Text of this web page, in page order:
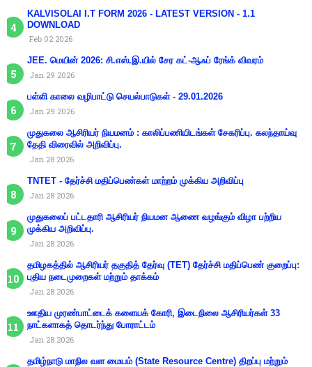
KALVISOLAI I.T FORM 2026 - LATEST VERSION - 1.1
DOWNLOAD
Feb 02 2026
JEE. மெயின் 2026: சி.எஸ்.இ.யில் சேர கட்-ஆஃப் ரேங்க் விவரம்
Jan 29 2026
பள்ளி காலை வழிபாட்டு செயல்பாடுகள் - 29.01.2026
Jan 29 2026
முதுகலை ஆசிரியர் நியமனம் : காலிப்பணியிடங்கள் சேகரிப்பு. கலந்தாய்வு
தேதி விரைவில் அறிவிப்பு.
Jan 28 2026
TNTET - தேர்ச்சி மதிப்பெண்கள் மாற்றம் முக்கிய அறிவிப்பு
Jan 28 2026
முதுகலைப் பட்டதாரி ஆசிரியர் நியமன ஆணை வழங்கும் விழா பற்றிய
முக்கிய அறிவிப்பு.
Jan 28 2026
தமிழகத்தில் ஆசிரியர் தகுதித் தேர்வு (TET) தேர்ச்சி மதிப்பெண் குறைப்பு:
புதிய நடைமுறைகள் மற்றும் தாக்கம்
Jan 28 2026
ஊதிய முரண்பாட்டைக் களையக் கோரி, இடைநிலை ஆசிரியர்கள் 33
நாட்களாகத் தொடர்ந்து போராட்டம்
Jan 28 2026
தமிழ்நாடு மாநில வள மையம் (State Resource Centre) திறப்பு மற்றும்